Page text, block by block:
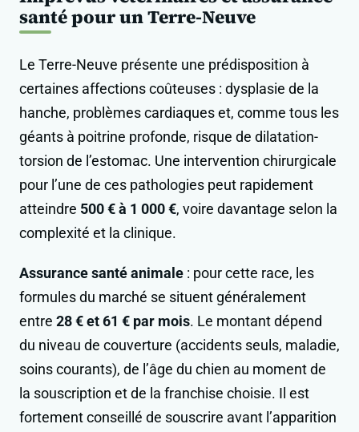
santé pour un Terre-Neuve
Le Terre-Neuve présente une prédisposition à
certaines affections coûteuses : dysplasie de la
hanche, problèmes cardiaques et, comme tous les
géants à poitrine profonde, risque de dilatation-
torsion de l’estomac. Une intervention chirurgicale
pour l’une de ces pathologies peut rapidement
atteindre 500 € à 1 000 €, voire davantage selon la
complexité et la clinique.
Assurance santé animale : pour cette race, les
formules du marché se situent généralement
entre 28 € et 61 € par mois. Le montant dépend
du niveau de couverture (accidents seuls, maladie,
soins courants), de l’âge du chien au moment de
la souscription et de la franchise choisie. Il est
fortement conseillé de souscrire avant l’apparition